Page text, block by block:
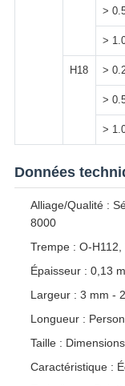
>
>
H18 >
>
>
Données
Alliage/Qualité :
8000
Trempe : O-
Épaisseur : 0,13
Largeur : 3 mm -
Longueur :
Taille :
Caractéristique :